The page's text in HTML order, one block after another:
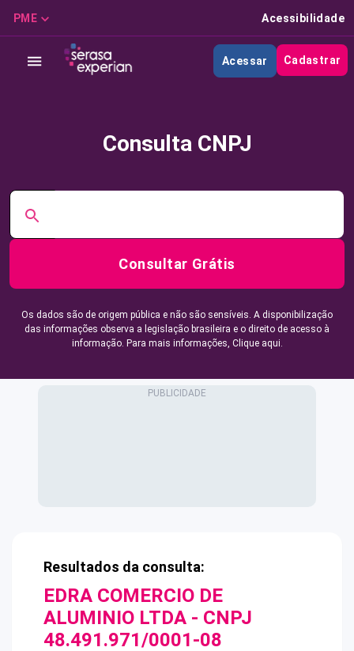
PME Acessibilidade
Acessar Cadastrar
Consulta CNPJ
Consultar Grátis
Os dados são de origem pública e não são sensíveis. A disponibilização
das informações observa a legislação brasileira e o direito de acesso à
informação. Para mais informações, Clique aqui.
Resultados da consulta:
EDRA COMERCIO DE
ALUMINIO LTDA - CNPJ
48.491.971/0001-08